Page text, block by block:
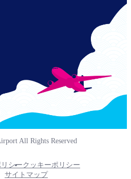
All Rights Reserved
シークッキーポリシー
サイトマップ